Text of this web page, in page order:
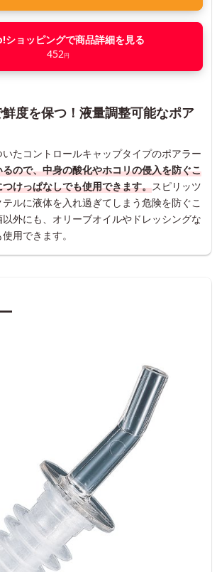
ショッピングで商品詳細を見る
452円
度を保つ！液量調整可能なポア
たコントロールキャップタイプのポアラー
ので、中身の酸化やホコリの侵入を防ぐこ
けっぱなしでも使用できます。スピリッツ
ルに液体を入れ過ぎてしまう危険を防ぐこ
外にも、オリーブオイルやドレッシングな
用できます。